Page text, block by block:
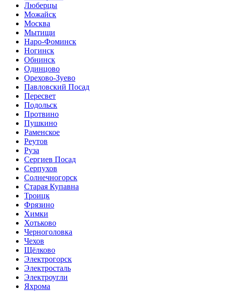
Люберцы
Можайск
Москва
Мытищи
Наро-Фоминск
Ногинск
Обнинск
Одинцово
Орехово-Зуево
Павловский Посад
Пересвет
Подольск
Протвино
Пушкино
Раменское
Реутов
Руза
Сергиев Посад
Серпухов
Солнечногорск
Старая Купавна
Троицк
Фрязино
Химки
Хотьково
Черноголовка
Чехов
Щёлково
Электрогорск
Электросталь
Электроугли
Яхрома